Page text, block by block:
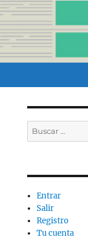
Buscar
por:
Entrar
Salir
Registro
Tu cuenta